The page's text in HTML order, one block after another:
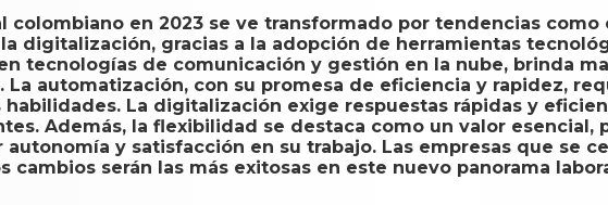
colombiano en 2023 se ve transformado por tendencias como
digitalización, gracias a la adopción de herramientas
tecnologías de comunicación y gestión en la nube, brinda
La automatización, con su promesa de eficiencia y rapidez,
habilidades. La digitalización exige respuestas rápidas y
Además, la flexibilidad se destaca como un valor esencial,
autonomía y satisfacción en su trabajo. Las empresas que se
cambios serán las más exitosas en este nuevo panorama